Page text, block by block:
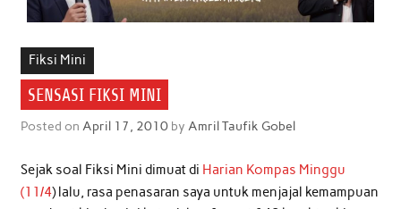
Fiksi Mini
SENSASI FIKSI MINI
Posted on April 17, 2010by Amril Taufik Gobel
Sejak soal Fiksi Mini dimuat di Harian Kompas Minggu
(11/4) lalu, rasa penasaran saya untuk menjajal kemampuan